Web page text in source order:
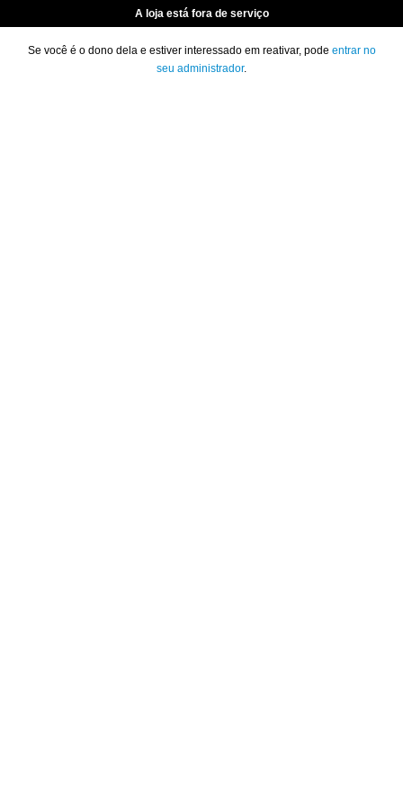
A loja está fora de serviço
Se você é o dono dela e estiver interessado em reativar, pode entrar no
seu administrador.